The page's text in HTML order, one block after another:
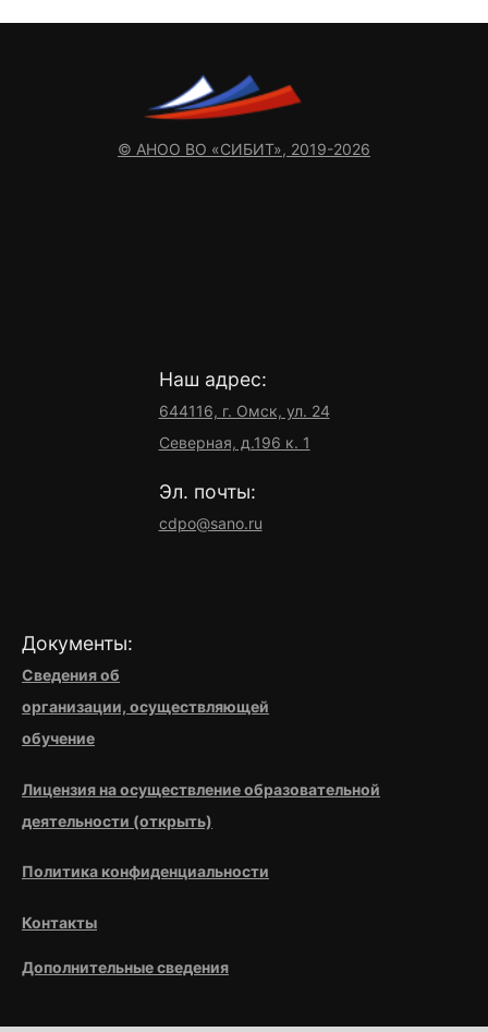
© АНОО ВО «СИБИТ», 2019-2026
Наш адрес:
644116, г. Омск, ул. 24
Северная, д.196 к. 1
Эл. почты:
cdpo@sano.ru
Документы:
Сведения об
организации, осуществляющей
обучение
Лицензия на осуществление образовательной
деятельности (открыть)
Политика конфиденциальности
Контакты
Дополнительные сведения